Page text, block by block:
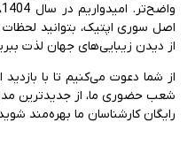
اصل سوری اپتیک، بتوانید لحظات
از دیدن زیبایی‌های جهان لذت
از شما دعوت می‌کنیم تا با
شعب حضوری ما، از جدیدترین
رایگان کارشناسان ما بهره‌مند